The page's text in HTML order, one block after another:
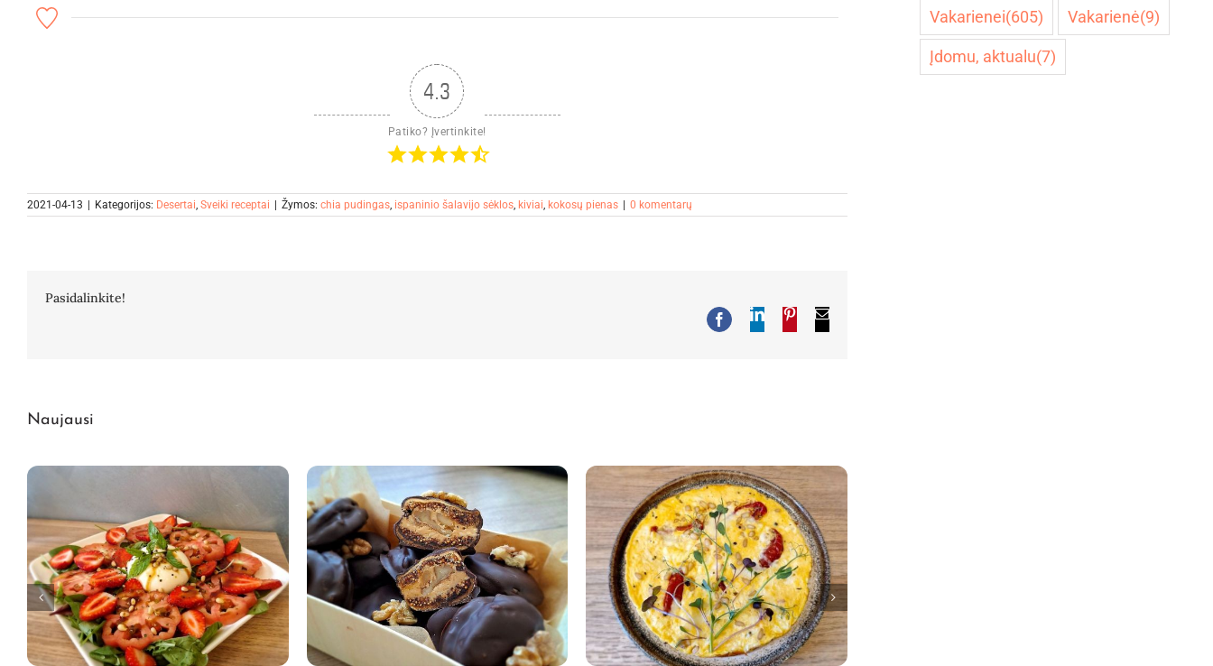
4.3
Patiko? Įvertinkite!
2021-04-13 Kategorijos: Desertai, Sveiki receptai Žymos: chia pudingas, ispaninio šalavijo sėklos, kiviai, kokosų pienas 0 komentarų
Pasidalinkite!
FacebookLinkedInPinterest
El.
Naujausi
Vakarienei(605) Vakarienė(9)
Įdomu, aktualu(7)